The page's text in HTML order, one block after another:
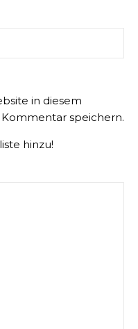
in diesem
speichern.
hinzu!